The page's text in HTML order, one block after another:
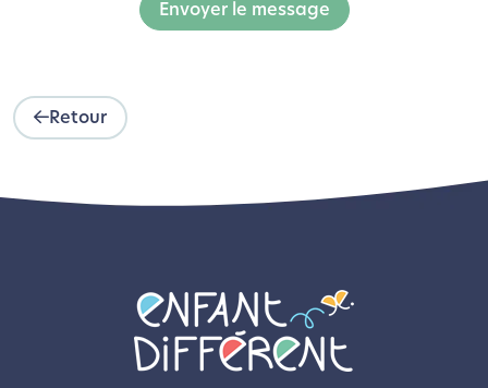
Envoyer le message
Retour